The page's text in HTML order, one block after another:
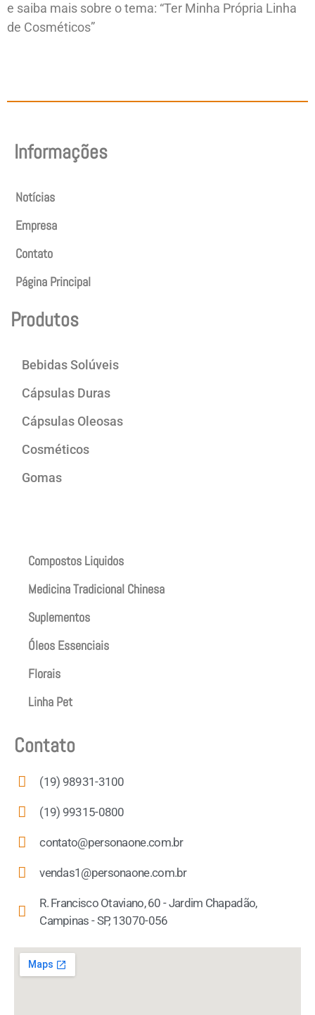
e saiba mais sobre o tema: “Ter Minha Própria Linha
de Cosméticos”
Informações
Notícias
Empresa
Contato
Página Principal
Produtos
Bebidas Solúveis
Cápsulas Duras
Cápsulas Oleosas
Cosméticos
Gomas
Compostos Liquidos
Medicina Tradicional Chinesa
Suplementos
Óleos Essenciais
Florais
Linha Pet
Contato
(19) 98931-3100
(19) 99315-0800
contato@personaone.com.br
vendas1@personaone.com.br
R. Francisco Otaviano, 60 - Jardim Chapadão,
Campinas - SP, 13070-056